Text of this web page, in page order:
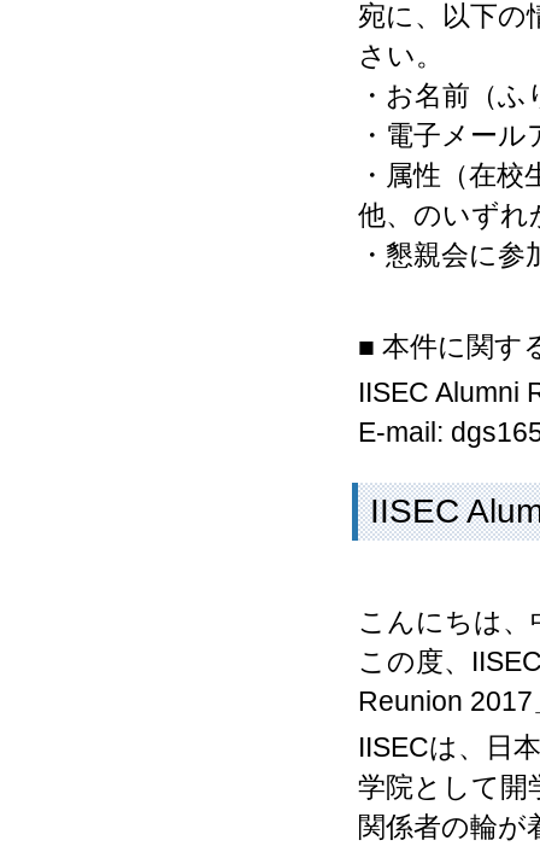
宛に、以下の
さい。
・お名前（
・電子メー
・属性（在
他、のいずれ
・懇親会に
■ 本件に関す
IISEC Alumni
E-mail:
IISEC
こんにちは、
この度、
Reunion
IISECは、日
学院として開
関係者の輪が